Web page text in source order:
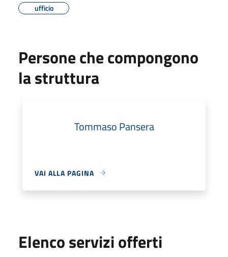
ufficio
Persone che compongono
la struttura
Tommaso Pansera
VAI ALLA PAGINA
Elenco servizi offerti